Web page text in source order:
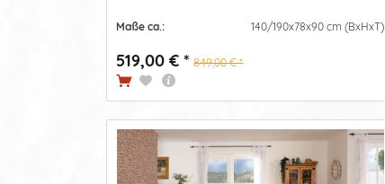
Maße ca.: 140/190x78x90 cm (BxHxT)
519,00 € * 849,00 € *